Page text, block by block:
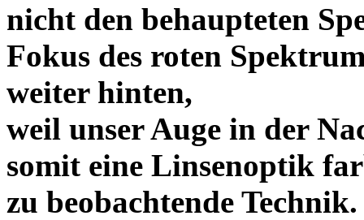
nicht den behaupteten
Fokus des roten
weiter hinten,
weil unser Auge in der
somit eine Linsenoptik
zu beobachtende